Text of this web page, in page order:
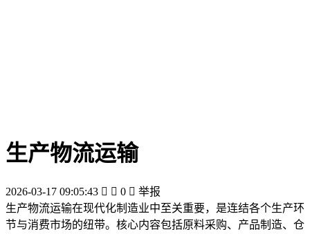
生产物流运输
2026-03-17 09:05:43   0  举报
生产物流运输在现代化制造业中至关重要，是连结各个生产环
节与消费市场的纽带。核心内容包括原料采购、产品制造、仓